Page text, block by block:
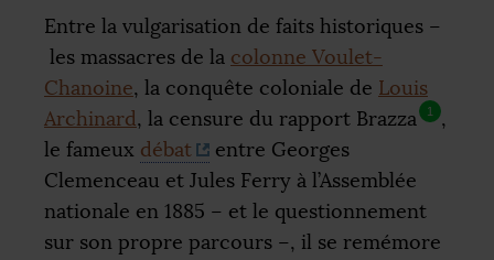
Entre la vulgarisation de faits historiques –
les massacres de la colonne Voulet-
Chanoine, la conquête coloniale de Louis
Archinard, la censure du rapport Brazza 1
,
le fameux débat
entre Georges
Clemenceau et Jules Ferry à l’Assemblée
nationale en 1885 – et le questionnement
sur son propre parcours –, il se remémore